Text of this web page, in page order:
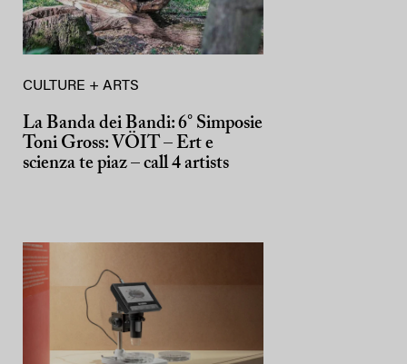
CULTURE + ARTS
La Banda dei Bandi: 6° Simposie
Toni Gross: VÖIT – Ert e
scienza te piaz – call 4 artists